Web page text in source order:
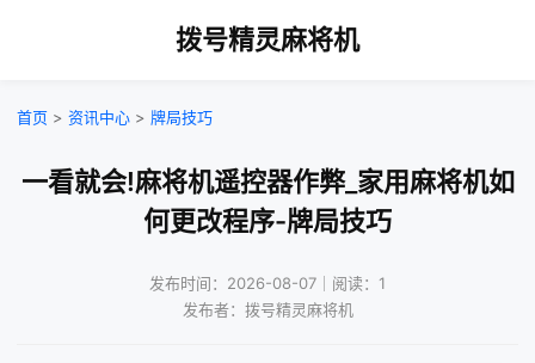
拨号精灵麻将机
首页 > 资讯中心 > 牌局技巧
一看就会!麻将机遥控器作弊_家用麻将机如
何更改程序-牌局技巧
发布时间：2026-08-07｜阅读：1
发布者：拨号精灵麻将机